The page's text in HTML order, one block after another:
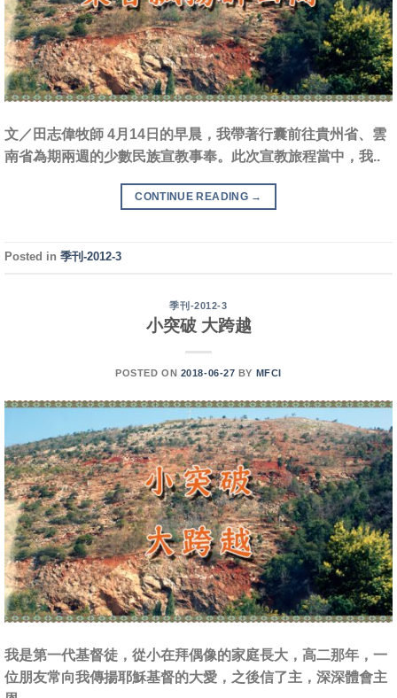
文／田志偉牧師 4月14日的早晨，我帶著行囊前往貴州省、雲
南省為期兩週的少數民族宣教事奉。此次宣教旅程當中，我..
CONTINUE READING →
Posted in 季刊-2012-3
季刊-2012-3
小突破 大跨越
POSTED ON 2018-06-27 BY MFCI
我是第一代基督徒，從小在拜偶像的家庭長大，高二那年，一
位朋友常向我傳揚耶穌基督的大愛，之後信了主，深深體會主